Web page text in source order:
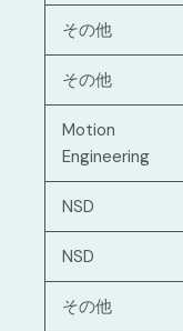
その他
その他
Motion
Engineering
NSD
NSD
その他